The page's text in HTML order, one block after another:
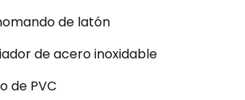
de latón
de acero inoxidable
de PVC